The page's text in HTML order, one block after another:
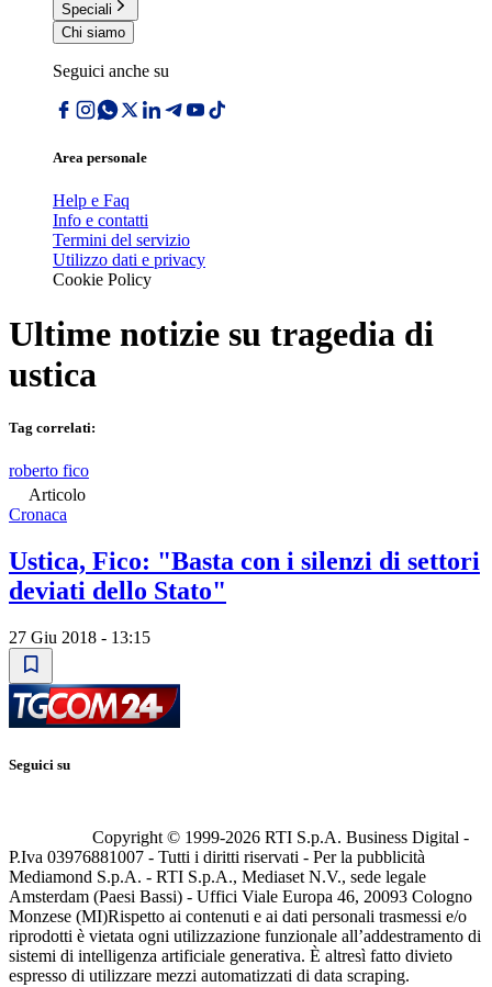
Speciali
Chi siamo
Seguici anche su
Area personale
Help e Faq
Info e contatti
Termini del servizio
Utilizzo dati e privacy
Cookie Policy
Ultime notizie su tragedia di
ustica
Tag correlati:
roberto fico
Articolo
Cronaca
Ustica, Fico: "Basta con i silenzi di settori
deviati dello Stato"
27 Giu 2018 - 13:15
Seguici su
Copyright © 1999-2026 RTI S.p.A. Business Digital -
P.Iva 03976881007 - Tutti i diritti riservati - Per la pubblicità
Mediamond S.p.A. - RTI S.p.A., Mediaset N.V., sede legale
Amsterdam (Paesi Bassi) - Uffici Viale Europa 46, 20093 Cologno
Monzese (MI)Rispetto ai contenuti e ai dati personali trasmessi e/o
riprodotti è vietata ogni utilizzazione funzionale all’addestramento di
sistemi di intelligenza artificiale generativa. È altresì fatto divieto
espresso di utilizzare mezzi automatizzati di data scraping.